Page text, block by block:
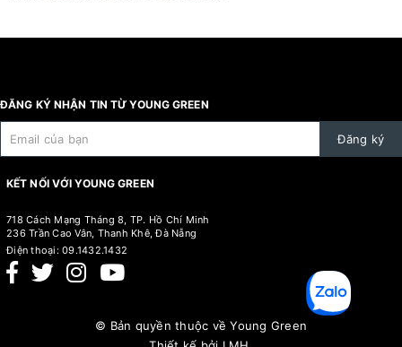
ĐĂNG KÝ NHẬN TIN TỪ YOUNG GREEN
Đăng ký
KẾT NỐI VỚI YOUNG GREEN
718 Cách Mạng Tháng 8, TP. Hồ Chí Minh
236 Trần Cao Vân, Thanh Khê, Đà Nẵng
Điện thoại: 09.1432.1432
© Bản quyền thuộc vềYoung Green